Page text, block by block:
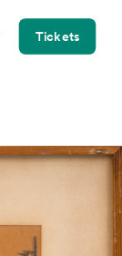
Tickets